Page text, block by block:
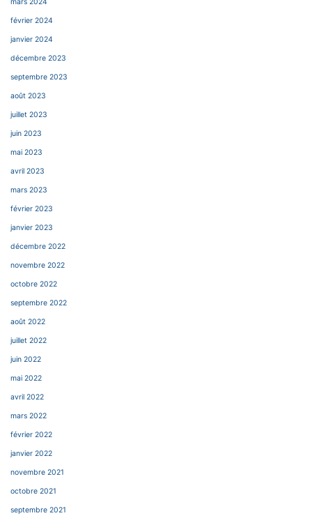
février 2024
janvier 2024
décembre 2023
septembre 2023
août 2023
juillet 2023
juin 2023
mai 2023
avril 2023
mars 2023
février 2023
janvier 2023
décembre 2022
novembre 2022
octobre 2022
septembre 2022
août 2022
juillet 2022
juin 2022
mai 2022
avril 2022
mars 2022
février 2022
janvier 2022
novembre 2021
octobre 2021
septembre 2021